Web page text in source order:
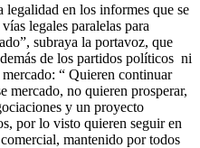
en los informes que se
legales paralelas para
subraya la portavoz, que
de los partidos políticos ni
“ Quieren continuar
mercado, no quieren prosperar,
y un proyecto
por lo visto quieren seguir en
mantenido por todos